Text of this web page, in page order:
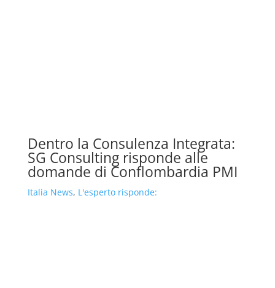
Dentro la Consulenza Integrata:
SG Consulting risponde alle
domande di Conflombardia PMI
Italia News, L'esperto risponde: